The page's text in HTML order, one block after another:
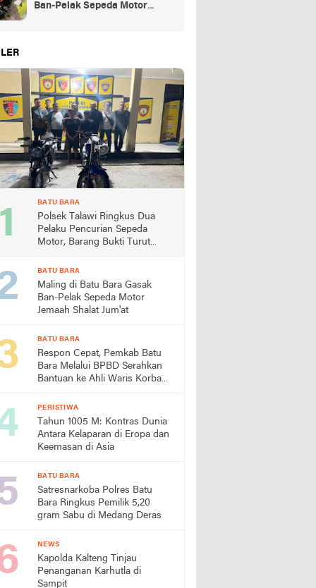
Ban-Pelak Sepeda Motor
BATU BARA
Polsek Talawi Ringkus Dua
Pelaku Pencurian Sepeda
Motor, Barang Bukti Turut
BATU BARA
Maling di Batu Bara Gasak
Ban-Pelak Sepeda Motor
Jemaah Shalat Jum'at
BATU BARA
Respon Cepat, Pemkab Batu
Bara Melalui BPBD Serahkan
Bantuan ke Ahli Waris Korban
PERISTIWA
Tahun 1005 M: Kontras Dunia
Antara Kelaparan di Eropa dan
Keemasan di Asia
BATU BARA
Satresnarkoba Polres Batu
Bara Ringkus Pemilik 5,20
gram Sabu di Medang Deras
NEWS
Kapolda Kalteng Tinjau
Penanganan Karhutla di
Sampit